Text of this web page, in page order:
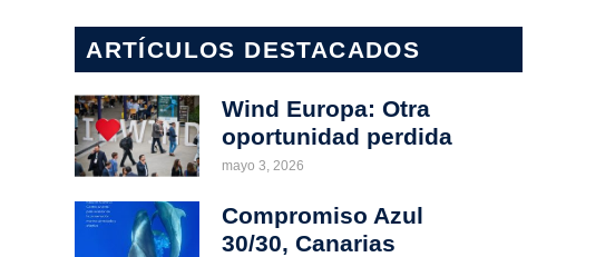
ARTÍCULOS DESTACADOS
Wind Europa: Otra
oportunidad perdida
mayo 3, 2026
Compromiso Azul
30/30, Canarias